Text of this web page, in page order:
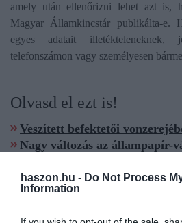
haszon.hu - Do Not Process
Information
amely után ellenőrizni lehet azt is,
Magyar Államkincstár publikálta-e.
egyes adatait illetékteleneknek,
telefonszámon vagy személyesen
Olvasd el ezt is!
Veszített befektetői
Nagy változás az állampapír-